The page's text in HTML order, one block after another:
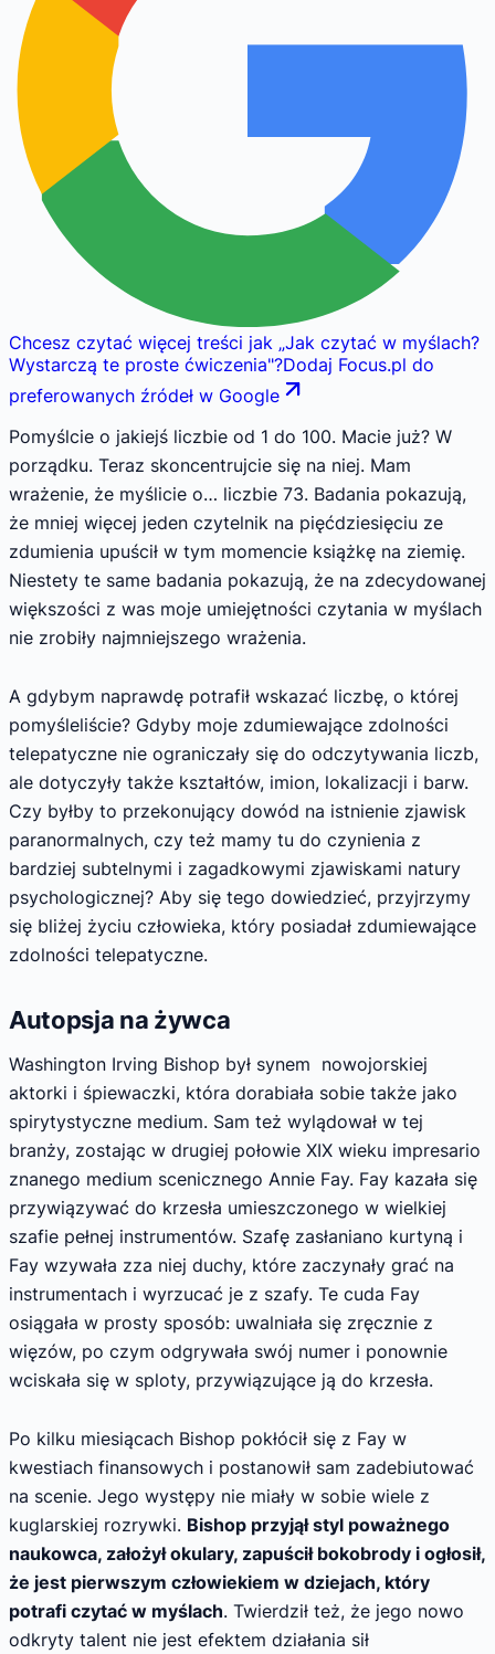
Chcesz czytać więcej treści jak „Jak czytać w myślach?
Wystarczą te proste ćwiczenia"?Dodaj Focus.pl do
preferowanych źródeł w Google
Pomyślcie o jakiejś liczbie od 1 do 100. Macie już? W
porządku. Teraz skoncentrujcie się na niej. Mam
wrażenie, że myślicie o… liczbie 73. Badania pokazują,
że mniej więcej jeden czytelnik na pięćdziesięciu ze
zdumienia upuścił w tym momencie książkę na ziemię.
Niestety te same badania pokazują, że na zdecydowanej
większości z was moje umiejętności czytania w myślach
nie zrobiły najmniejszego wrażenia.
A gdybym naprawdę potrafił wskazać liczbę, o której
pomyśleliście? Gdyby moje zdumiewające zdolności
telepatyczne nie ograniczały się do odczytywania liczb,
ale dotyczyły także kształtów, imion, lokalizacji i barw.
Czy byłby to przekonujący dowód na istnienie zjawisk
paranormalnych, czy też mamy tu do czynienia z
bardziej subtelnymi i zagadkowymi zjawiskami natury
psychologicznej? Aby się tego dowiedzieć, przyjrzymy
się bliżej życiu człowieka, który posiadał zdumiewające
zdolności telepatyczne.
Autopsja na żywca
Washington Irving Bishop był synem nowojorskiej
aktorki i śpiewaczki, która dorabiała sobie także jako
spirytystyczne medium. Sam też wylądował w tej
branży, zostając w drugiej połowie XIX wieku impresario
znanego medium scenicznego Annie Fay. Fay kazała się
przywiązywać do krzesła umieszczonego w wielkiej
szafie pełnej instrumentów. Szafę zasłaniano kurtyną i
Fay wzywała zza niej duchy, które zaczynały grać na
instrumentach i wyrzucać je z szafy. Te cuda Fay
osiągała w prosty sposób: uwalniała się zręcznie z
więzów, po czym odgrywała swój numer i ponownie
wciskała się w sploty, przywiązujące ją do krzesła.
Po kilku miesiącach Bishop pokłócił się z Fay w
kwestiach finansowych i postanowił sam zadebiutować
na scenie. Jego występy nie miały w sobie wiele z
kuglarskiej rozrywki. Bishop przyjął styl poważnego
naukowca, założył okulary, zapuścił bokobrody i ogłosił,
że jest pierwszym człowiekiem w dziejach, który
potrafi czytać w myślach. Twierdził też, że jego nowo
odkryty talent nie jest efektem działania sił